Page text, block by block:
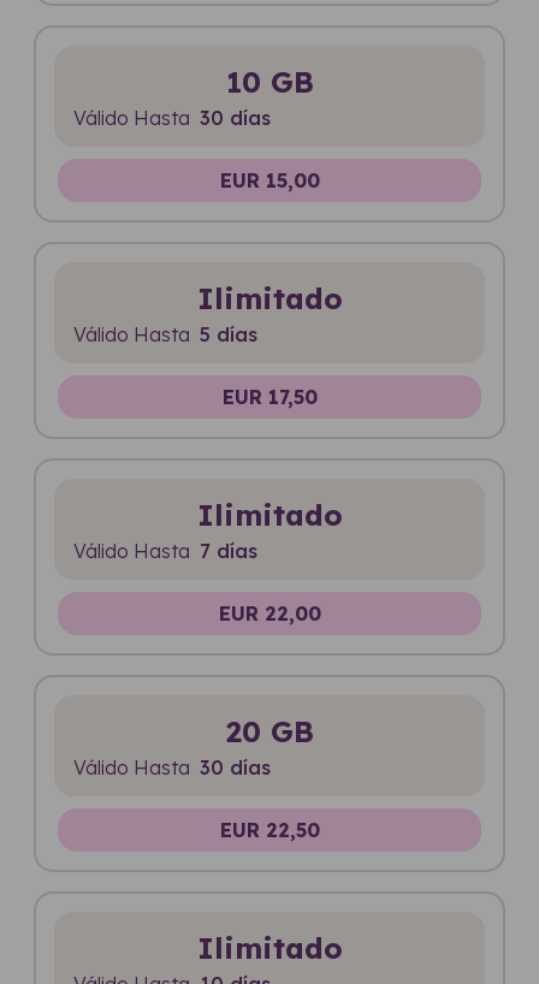
10 GB
Válido Hasta 30 días
EUR 15,00
Ilimitado
Válido Hasta 5 días
EUR 17,50
Ilimitado
Válido Hasta 7 días
EUR 22,00
20 GB
Válido Hasta 30 días
EUR 22,50
Ilimitado